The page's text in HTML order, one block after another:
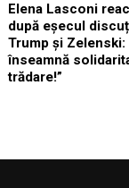
Elena Lasconi
după eșecul
Trump și Zelenski:
înseamnă
trădare!”